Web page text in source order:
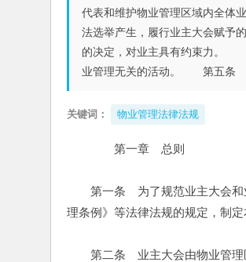
代表和维护物业管理区域内全
法选举产生，履行业主大会赋
的决定，对业主具有约束力。
业管理无关的活动。 第五条
关键词： 物业管理法律法规
第一章　总则
第一条　为了规范业主大会和
理条例》等法律法规的规定，制定
第二条　业主大会由物业管理